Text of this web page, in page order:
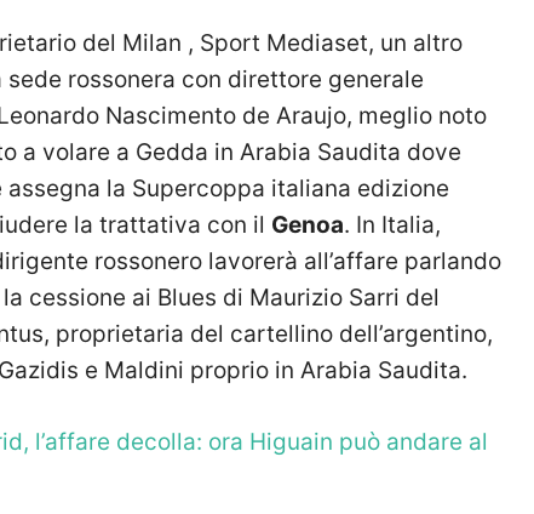
del Milan , Sport Mediaset, un altro
rossonera con direttore generale
Nascimento de Araujo, meglio noto
a volare a Gedda in Arabia Saudita dove
la Supercoppa italiana edizione
la trattativa con il Genoa. In Italia,
rossonero lavorerà all’affare parlando
cessione ai Blues di Maurizio Sarri del
proprietaria del cartellino dell’argentino,
e Maldini proprio in Arabia Saudita.
l’affare decolla: ora Higuain può andare al